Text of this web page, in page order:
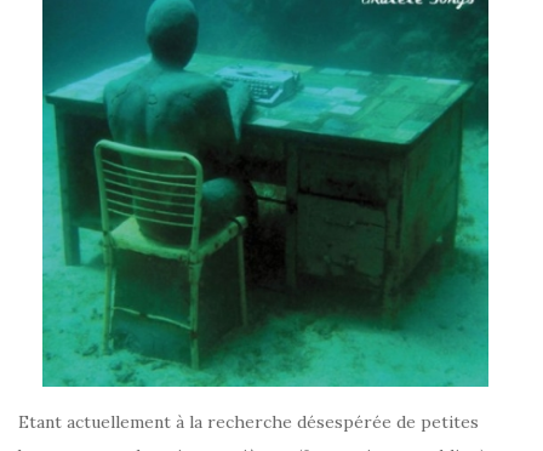
Etant actuellement à la recherche désespérée de petites